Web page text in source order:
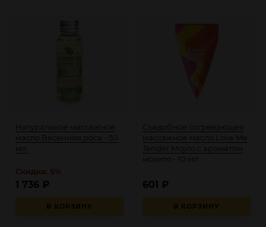
Натуральное массажное
масло Весенняя роса - 50
мл.
В КОРЗИНУ
1 736 ₽
Съедобное согревающее
массажное масло Love Me
Tender Mojito с ароматом
мохито - 10 мл.
В КОРЗИНУ
601 ₽